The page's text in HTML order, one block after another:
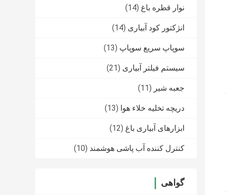
نوار قطره باغ (14)
انژکتور کود آبیاری (14)
سوپاپ سریع سوپاپ (13)
سیستم فیلتر آبیاری (21)
جعبه شیر (11)
دریچه تخلیه خلاء هوا (13)
ابزارهای آبیاری باغ (12)
کنترل کننده آب پاشی هوشمند (10)
گواهی